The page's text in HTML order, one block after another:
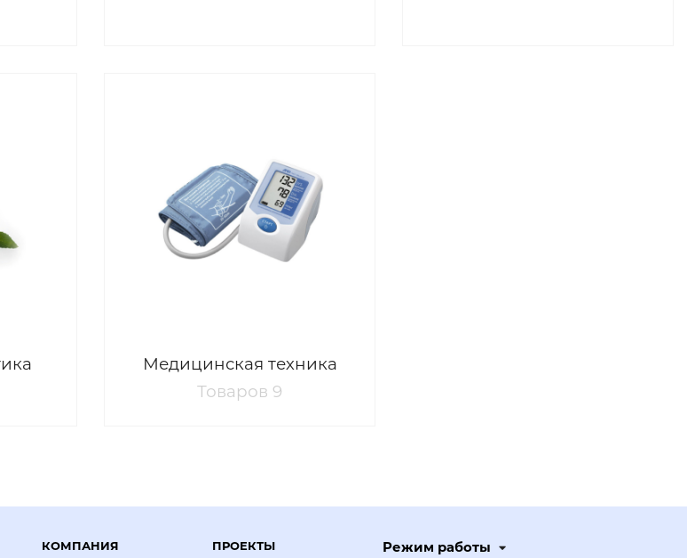
Медицинская техника
Товаров 9
КОМПАНИЯ ПРОЕКТЫ Режим работы